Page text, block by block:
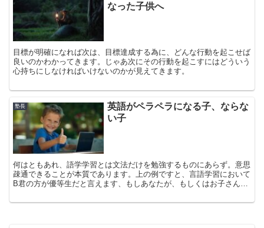
なった子供へ
目標が明確になれば次は、目標達成する為に、どんな行動を起こせば
良いのかわかってきます。じゃあ次にその行動を起こすにはどういう
心持ちにしなければいけないのかが見えてきます。
塾長
英語がペラペラになる子、ならな
い子
何はともあれ、語学学習とは文法だけを勉強するものにあらず。意思
疎通できることが本質であります。上の例ですと、言語学習において
B君の方が優等生だと言えます、もしあなたが、もしくはお子さんが
優等生にもなり得るのです